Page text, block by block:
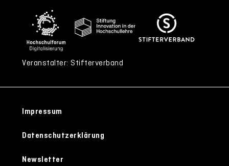
Veranstalter: Stifterverband
Impressum
Datenschutzerklärung
Newsletter